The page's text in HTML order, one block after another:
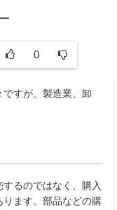
0
すが、製造業、卸
るのではなく、購入
ります。部品などの購